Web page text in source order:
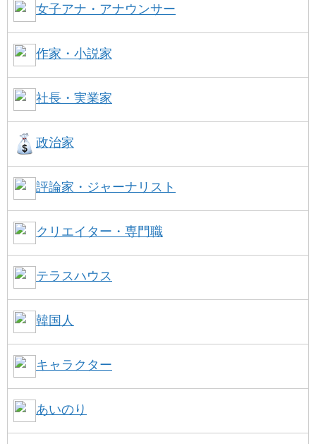
女子アナ・アナウンサー
作家・小説家
社長・実業家
政治家
評論家・ジャーナリスト
クリエイター・専門職
テラスハウス
韓国人
キャラクター
あいのり